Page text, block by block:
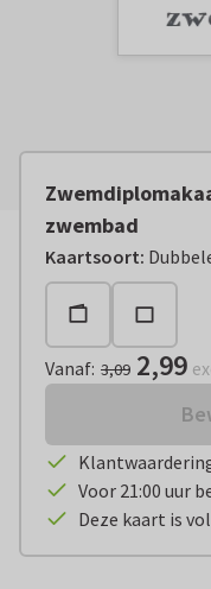
zwembad
Kaartsoort:
Vanaf: € 2,99 excl.
Vanaf: 3,09 2,99
Voor 21:00 uur
Deze kaart is